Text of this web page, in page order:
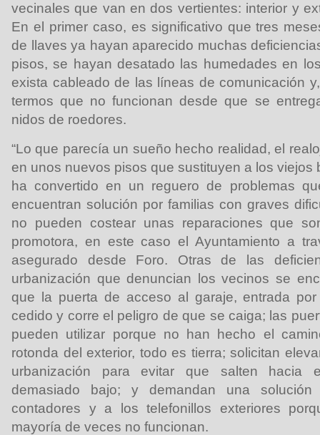
vecinales que van en dos vertientes: interior y
En el primer caso, es significativo que tres
de llaves ya hayan aparecido muchas
pisos, se hayan desatado las humedades en
exista cableado de las líneas de comunicación
termos que no funcionan desde que se
nidos de roedores.
“Lo que parecía un sueño hecho realidad, el
en unos nuevos pisos que sustituyen a los viejos
ha convertido en un reguero de problemas
encuentran solución por familias con graves
no pueden costear unas reparaciones que
promotora, en este caso el Ayuntamiento a
asegurado desde Foro. Otras de las
urbanización que denuncian los vecinos se
que la puerta de acceso al garaje, entrada
cedido y corre el peligro de que se caiga; las
pueden utilizar porque no han hecho el
rotonda del exterior, todo es tierra; solicitan
urbanización para evitar que salten hacia
demasiado bajo; y demandan una
contadores y a los telefonillos exteriores
mayoría de veces no funcionan.